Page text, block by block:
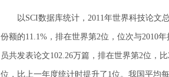
以SCI数据库统计，2011年世界科技论文总
份额的11.1%，排在世界第2位，位次与2010
员共发表论文102.26万篇，排在世界第2位，
位，比上一年度统计时提升了1位。我国平均